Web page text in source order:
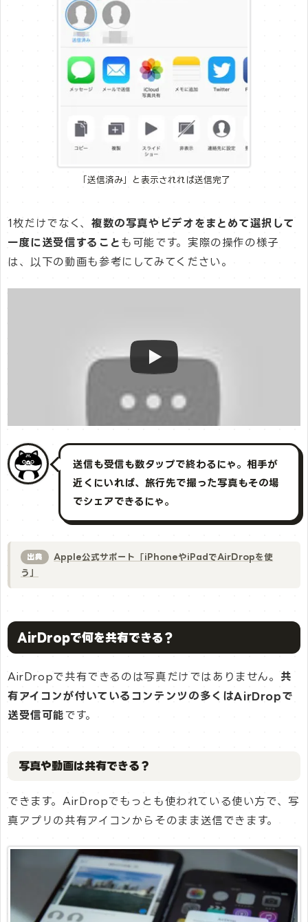
「送信済み」と表示されれば送信完了
1枚だけでなく、 複数の写真やビデオをまとめて選択して
一度に送受信すること も可能です。実際の操作の様子
は、以下の動画も参考にしてみてください。
iPhone同士で簡単にファイルの共有ができます
送信も受信も数タップで終わるにゃ。相手が
近くにいれば、旅行先で撮った写真もその場
でシェアできるにゃ。
出典
Apple公式サポート「iPhoneやiPadでAirDropを使
う」
AirDropで何を共有できる？
AirDropで共有できるのは写真だけではありません。 共
有アイコンが付いているコンテンツの多くはAirDropで
送受信可能です。
写真や動画は共有できる？
できます。AirDropでもっとも使われている使い方で、写
真アプリの共有アイコンからそのまま送信できます。